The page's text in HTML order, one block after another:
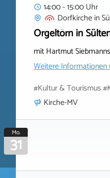
14:00 - 15:00 Uhr
Dorfkirchein
Orgeltörn in
mit Hartmut
Weitere
#Kultur & Tourismus
Kirche-MV
Mo.
31